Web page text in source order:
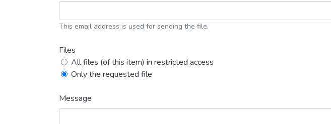
This email address is used for sending the file.
Files
All files (of this item) in restricted access
Only the requested file
Message